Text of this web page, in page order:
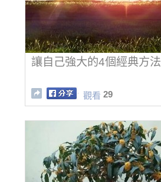
讓自己強大的4個經典方法
觀看 29